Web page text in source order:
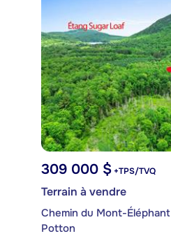
309 000 $ +TPS/TVQ
Terrain à vendre
Chemin du Mont-Éléphant
Potton